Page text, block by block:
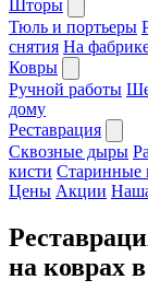
Шторы
Тюль и портьеры
снятия На
Ковры
Ручной работы
дому
Реставрация
Сквозные дыры
кисти Старинные
Цены Акции
на коврах